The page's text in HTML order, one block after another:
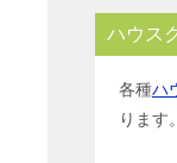
ハウス
各種ハ
ります。